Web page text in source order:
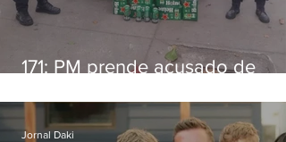
171: PM prende acusado de
Niterói
Jornal Daki